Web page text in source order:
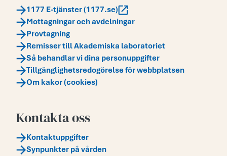
1177 E-tjänster (1177.se)
Mottagningar och avdelningar
Provtagning
Remisser till Akademiska laboratoriet
Så behandlar vi dina personuppgifter
Tillgänglighetsredogörelse för webbplatsen
Om kakor (cookies)
Kontakta oss
Kontaktuppgifter
Synpunkter på vården